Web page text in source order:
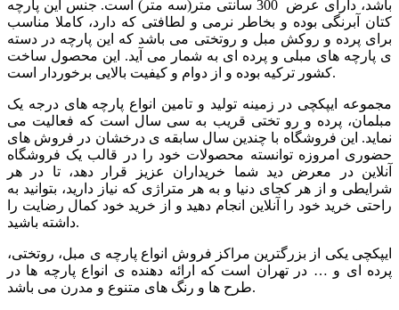
باشد، دارای عرض 300 سانتی متر(سه متر) است. جنس این پارچه
کتان آبرنگی بوده و بخاطر نرمی و لطافتی که دارد، کاملا مناسب
برای پرده و روکش مبل و روتختی می باشد که این پارچه در دسته
ی پارچه های مبلی و پرده ای به شمار می آید. این محصول ساخت
کشور ترکیه بوده و از دوام و کیفیت بالایی برخوردار است.
مجموعه ایپکچی در زمینه تولید و تامین انواع پارچه های درجه یک
مبلمان، پرده و رو تختی قریب به سی سال است که فعالیت می
نماید. این فروشگاه با چندین سال سابقه ی درخشان در فروش های
حضوری امروزه توانسته محصولات خود را در قالب یک فروشگاه
آنلاین در معرض دید شما خریداران عزیز قرار دهد، تا در هر
شرایطی و از هر کجای دنیا و به هر متراژی که نیاز دارید، بتوانید به
راحتی خرید خود را آنلاین انجام دهید و از خرید خود کمال رضایت را
داشته باشید.
ایپکچی یکی از بزرگترین مراکز فروش انواع پارچه ی مبل، روتختی،
پرده ای و … در تهران است که ارائه دهنده ی انواع پارچه ها در
طرح ها و رنگ های متنوع و مدرن می باشد.